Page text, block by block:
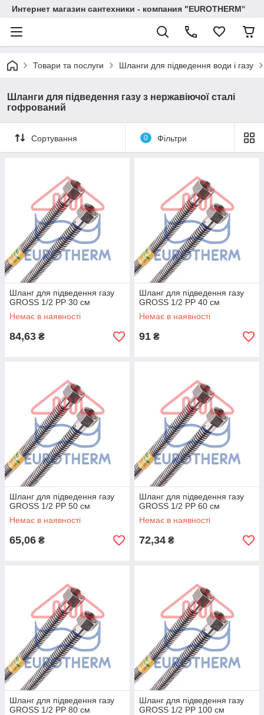
Интернет магазин сантехники - компания "EUROTHERM"
Товари та послуги Шланги для підведення води і газу
Шланги для підведення газу з нержавіючої сталі
гофрований
Сортування 0 Фільтри
Шланг для підведення газу
GROSS 1/2 РР 30 см
Немає в наявності
84,63 ₴
Шланг для підведення газу
GROSS 1/2 РР 40 см
Немає в наявності
91 ₴
Шланг для підведення газу
GROSS 1/2 РР 50 см
Немає в наявності
65,06 ₴
Шланг для підведення газу
GROSS 1/2 РР 60 см
Немає в наявності
72,34 ₴
Шланг для підведення газу
GROSS 1/2 РР 80 см
Шланг для підведення газу
GROSS 1/2 РР 100 см